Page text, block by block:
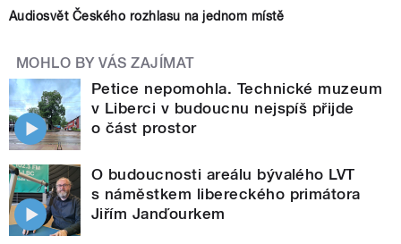
Audiosvět Českého rozhlasu na jednom místě
MOHLO BY VÁS ZAJÍMAT
Petice nepomohla. Technické muzeum
v Liberci v budoucnu nejspíš přijde
o část prostor
O budoucnosti areálu bývalého LVT
s náměstkem libereckého primátora
Jiřím Janďourkem